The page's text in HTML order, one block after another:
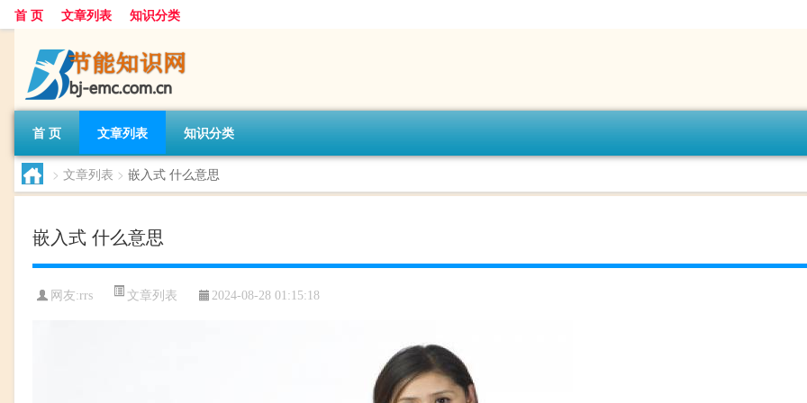
首 页 文章列表 知识分类
首 页 文章列表 知识分类
> 文章列表 > 嵌入式 什么意思
嵌入式 什么意思
网友:rrs 文章列表 2024-08-28 01:15:18